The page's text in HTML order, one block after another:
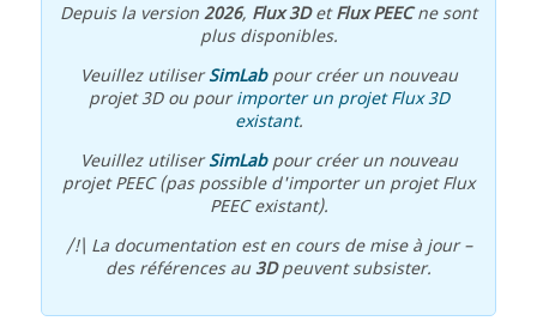
Depuis la version2026, Flux 3DetFlux PEECne sont
plus disponibles.
Veuillez utiliserSimLabpour créer un nouveau
projet 3D ou pourimporter un projet Flux 3D
existant.
Veuillez utiliserSimLabpour créer un nouveau
projet PEEC (pas possible d'importer un projet Flux
PEEC existant).
/!\ La documentation est en cours de mise à jour –
des références au3Dpeuvent subsister.